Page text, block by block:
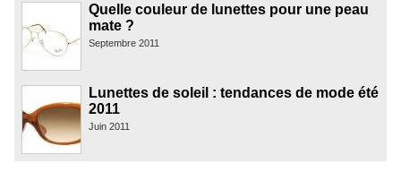
Quelle couleur de lunettes pour une peau
mate ?
Septembre 2011
Lunettes de soleil : tendances de mode été
2011
Juin 2011